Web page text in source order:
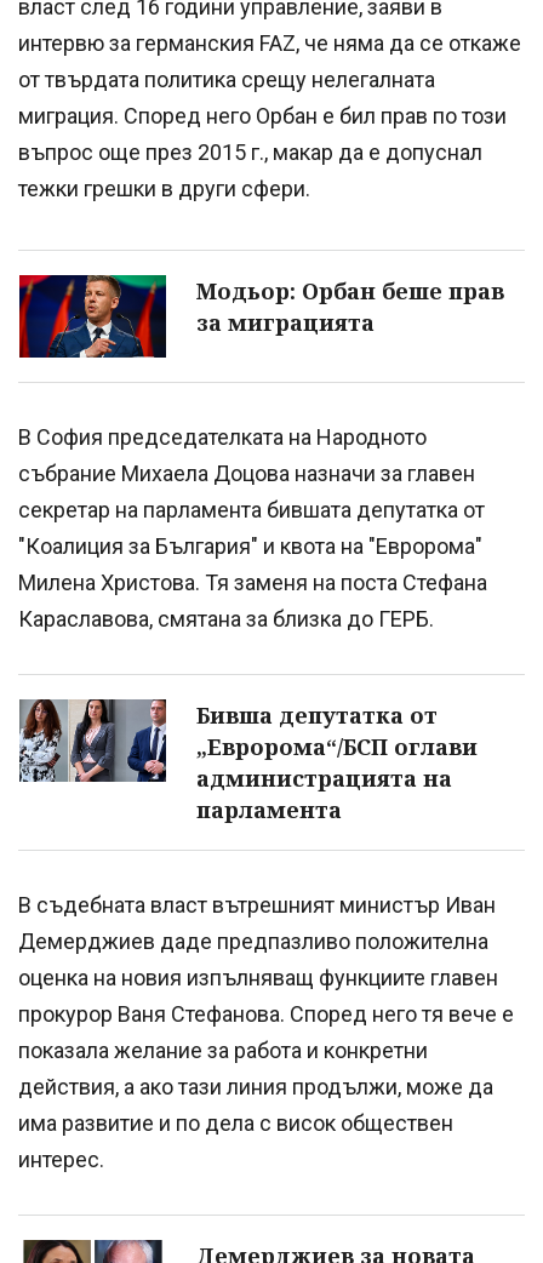
власт след 16 години управление, заяви в
интервю за германския FAZ, че няма да се откаже
от твърдата политика срещу нелегалната
миграция. Според него Орбан е бил прав по този
въпрос още през 2015 г., макар да е допуснал
тежки грешки в други сфери.
Модьор: Орбан беше прав
за миграцията
В София председателката на Народното
събрание Михаела Доцова назначи за главен
секретар на парламента бившата депутатка от
"Коалиция за България" и квота на "Евророма"
Милена Христова. Тя заменя на поста Стефана
Караславова, смятана за близка до ГЕРБ.
Бивша депутатка от
„Евророма“/БСП оглави
администрацията на
парламента
В съдебната власт вътрешният министър Иван
Демерджиев даде предпазливо положителна
оценка на новия изпълняващ функциите главен
прокурор Ваня Стефанова. Според него тя вече е
показала желание за работа и конкретни
действия, а ако тази линия продължи, може да
има развитие и по дела с висок обществен
интерес.
Демерджиев за новата